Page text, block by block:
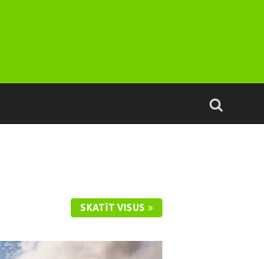
SKATĪT VISUS